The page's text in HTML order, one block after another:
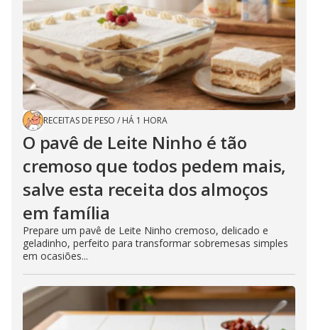
RECEITAS DE PESO / HÁ 1 HORA
O pavê de Leite Ninho é tão
cremoso que todos pedem mais,
salve esta receita dos almoços
em família
Prepare um pavê de Leite Ninho cremoso, delicado e
geladinho, perfeito para transformar sobremesas simples
em ocasiões...